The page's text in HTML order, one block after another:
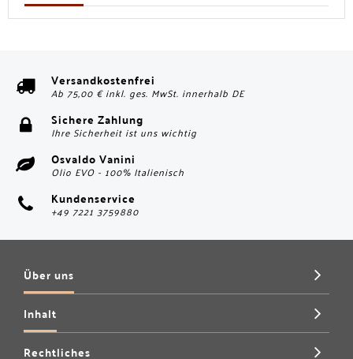
Versandkostenfrei
Ab 75,00 € inkl. ges. MwSt. innerhalb DE
Sichere Zahlung
Ihre Sicherheit ist uns wichtig
Osvaldo Vanini
Olio EVO - 100% Italienisch
Kundenservice
+49 7221 3759880
Über uns
Inhalt
Rechtliches